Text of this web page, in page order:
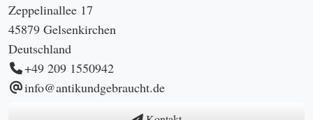
Zeppelinallee 17
45879 Gelsenkirchen
Deutschland
+49 209 1550942
info@antikundgebraucht.de